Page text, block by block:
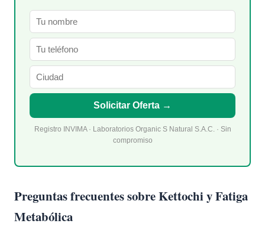
Solicitar Oferta →
Registro INVIMA · Laboratorios Organic S Natural S.A.C. · Sin
compromiso
Preguntas frecuentes sobre Kettochi y Fatiga
Metabólica